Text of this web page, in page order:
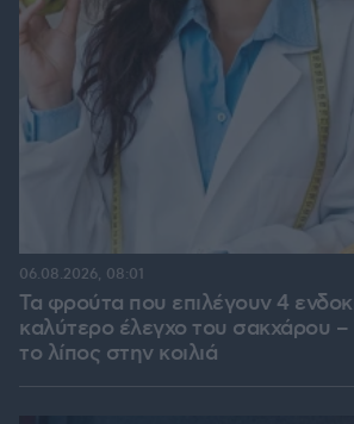
Τα φρούτα που επιλέγουν 4
καλύτερο έλεγχο του σακχάρου –
το λίπος στην κοιλιά
06.08.2026, 08:01